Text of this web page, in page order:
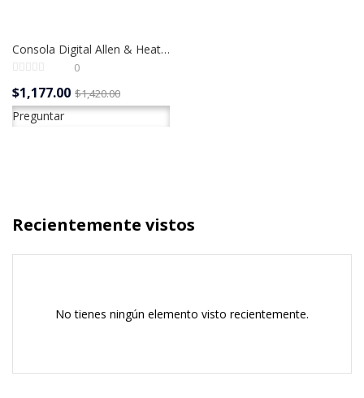
Consola Digital Allen & Heath CQ12T | 12 Canales + Bolso Incluido
0
$1,177.00El
precio
$1,420.00El
precio
original
Preguntar
Recientemente vistos
No tienes ningún elemento visto recientemente.